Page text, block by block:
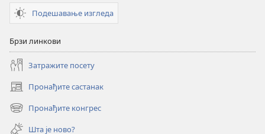
Подешавање изгледа
Брзи линкови
Затражите посету
Пронађите састанак
(отвара
нови
прозор)
Пронађите конгрес
(отвара
нови Шта је ново?